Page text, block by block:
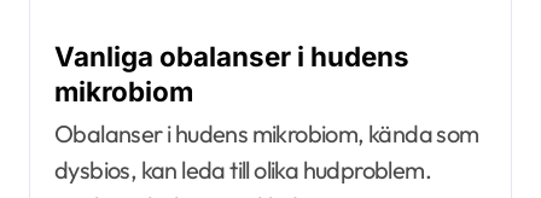
Vanliga obalanser i hudens
mikrobiom
Obalanser i hudens mikrobiom, kända som
dysbios, kan leda till olika hudproblem.